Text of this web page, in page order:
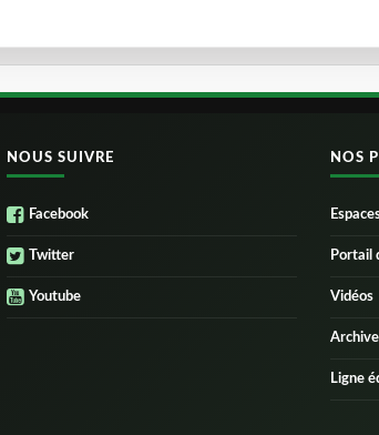
NOUS SUIVRE
Facebook
Twitter
Youtube
NOS
Portail
Vidéos
Ligne